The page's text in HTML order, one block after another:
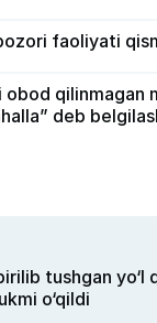
faoliyati
obod qilinmagan
deb
tushgan yo‘l
o‘qildi